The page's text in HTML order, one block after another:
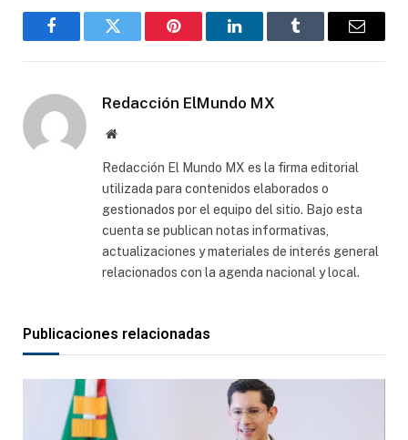
FacebookGorjeo Pinterest LinkedInTumblr
Correo
Redacción ElMundo MX
Sitio
Redacción El Mundo MX es la firma editorial
utilizada para contenidos elaborados o
gestionados por el equipo del sitio. Bajo esta
cuenta se publican notas informativas,
actualizaciones y materiales de interés general
relacionados con la agenda nacional y local.
Publicaciones relacionadas